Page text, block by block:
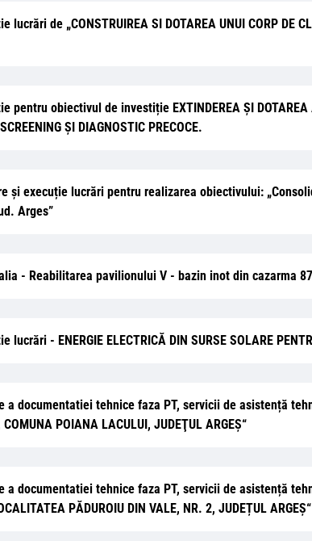
de „CONSTRUIREA SI DOTAREA UNUI CORP DE
pentru obiectivul de investiție EXTINDEREA ȘI DOTAREA
ȘI DIAGNOSTIC PRECOCE.
și execuție lucrări pentru realizarea obiectivului:
Arges”
- Reabilitarea pavilionului V - bazin inot din cazarma
lucrări - ENERGIE ELECTRICĂ DIN SURSE SOLARE
a documentatiei tehnice faza PT, servicii de asistență
POIANA LACULUI, JUDEŢUL ARGEŞ“
a documentatiei tehnice faza PT, servicii de asistență
PĂDUROIU DIN VALE, NR. 2, JUDEȚUL ARGEȘ“